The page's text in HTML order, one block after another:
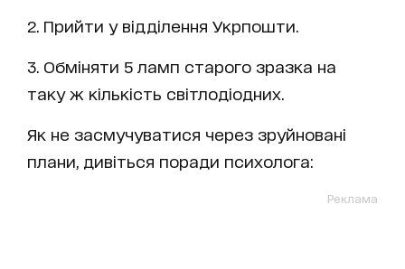
2. Прийти у відділення Укрпошти.
3. Обміняти 5 ламп старого зразка на
таку ж кількість світлодіодних.
Як не засмучуватися через зруйновані
плани, дивіться поради психолога:
Реклама